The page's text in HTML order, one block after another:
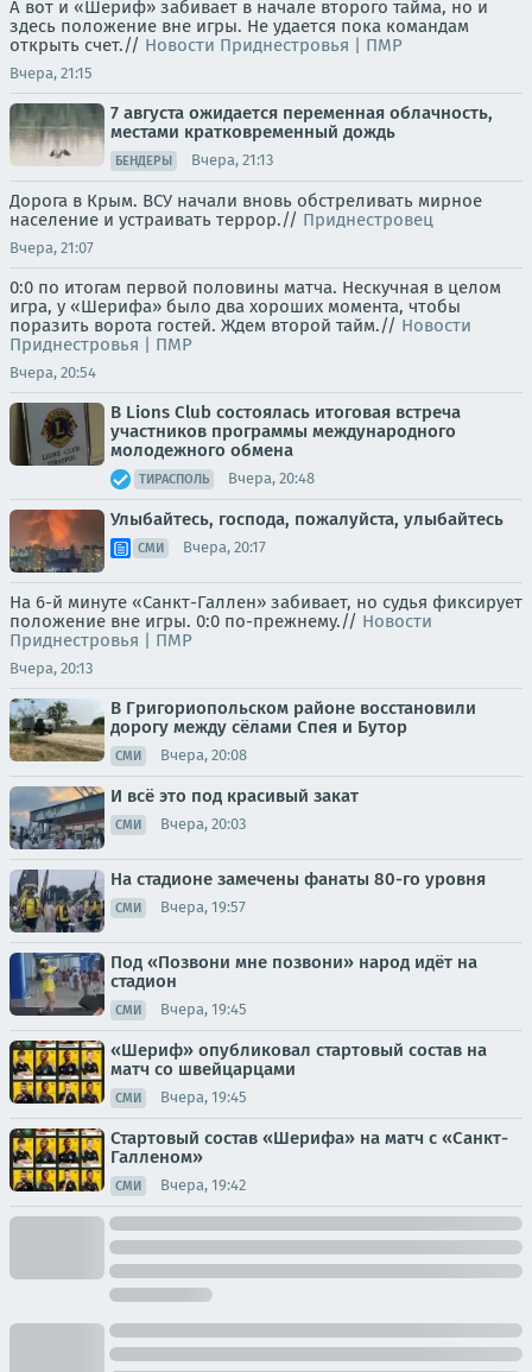
А вот и «Шериф» забивает в начале второго тайма, но и
здесь положение вне игры. Не удается пока командам
открыть счет.// Новости Приднестровья | ПМР
Вчера, 21:15
7 августа ожидается переменная облачность,
местами кратковременный дождь
БЕНДЕРЫ Вчера, 21:13
Дорога в Крым. ВСУ начали вновь обстреливать мирное
население и устраивать террор.// Приднестровец
Вчера, 21:07
0:0 по итогам первой половины матча. Нескучная в целом
игра, у «Шерифа» было два хороших момента, чтобы
поразить ворота гостей. Ждем второй тайм.// Новости
Приднестровья | ПМР
Вчера, 20:54
В Lions Club состоялась итоговая встреча
участников программы международного
молодежного обмена
ТИРАСПОЛЬ Вчера, 20:48
Улыбайтесь, господа, пожалуйста, улыбайтесь
СМИ Вчера, 20:17
На 6-й минуте «Санкт-Галлен» забивает, но судья фиксирует
положение вне игры. 0:0 по-прежнему.// Новости
Приднестровья | ПМР
Вчера, 20:13
В Григориопольском районе восстановили
дорогу между сёлами Спея и Бутор
СМИ Вчера, 20:08
И всё это под красивый закат
СМИ Вчера, 20:03
На стадионе замечены фанаты 80-го уровня
СМИ Вчера, 19:57
Под «Позвони мне позвони» народ идёт на
стадион
СМИ Вчера, 19:45
«Шериф» опубликовал стартовый состав на
матч со швейцарцами
СМИ Вчера, 19:45
Стартовый состав «Шерифа» на матч с «Санкт-
Галленом»
СМИ Вчера, 19:42